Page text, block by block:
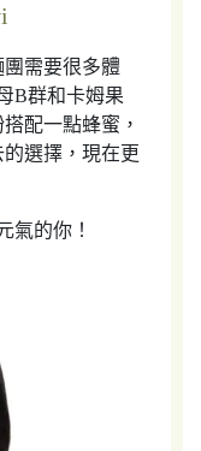
需要很多體
B群和卡姆果
配一點蜂蜜，
選擇，現在更
氣的你！